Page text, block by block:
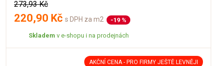
273,93 Kč
220,90 Kč s DPH za m2 -19 %
Skladem v e-shopu i na prodejnách
AKČNÍ CENA - PRO FIRMY JEŠTĚ LEVNĚJI